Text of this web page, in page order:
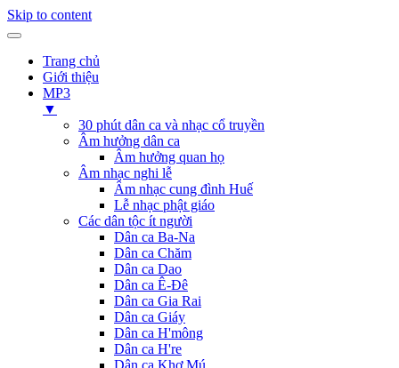
Skip to content
Trang chủ
Giới thiệu
MP3
▼
30 phút dân ca và nhạc cổ truyền
Âm hưởng dân ca
Âm hưởng quan họ
Âm nhạc nghi lễ
Âm nhạc cung đình Huế
Lễ nhạc phật giáo
Các dân tộc ít người
Dân ca Ba-Na
Dân ca Chăm
Dân ca Dao
Dân ca Ê-Đê
Dân ca Gia Rai
Dân ca Giáy
Dân ca H'mông
Dân ca H're
Dân ca Khơ Mú